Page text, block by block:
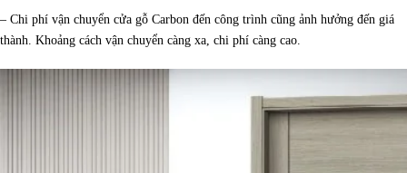
– Chi phí vận chuyển cửa gỗ Carbon đến công trình cũng ảnh hưởng đến giá
thành. Khoảng cách vận chuyển càng xa, chi phí càng cao.